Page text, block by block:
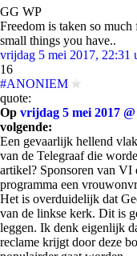
GG WP
Freedom is taken so
small things you have..
vrijdag 5 mei 2017, 22:31
16
#ANONIEM
quote:
Op vrijdag 5 mei 2017
volgende:
Een gevaarlijk hellend
van de Telegraaf die
artikel? Sponsoren van VI
programma een
Het is overduidelijk dat
van de linkse kerk. Dit is
leggen. Ik denk eigenlijk
reclame krijgt door deze